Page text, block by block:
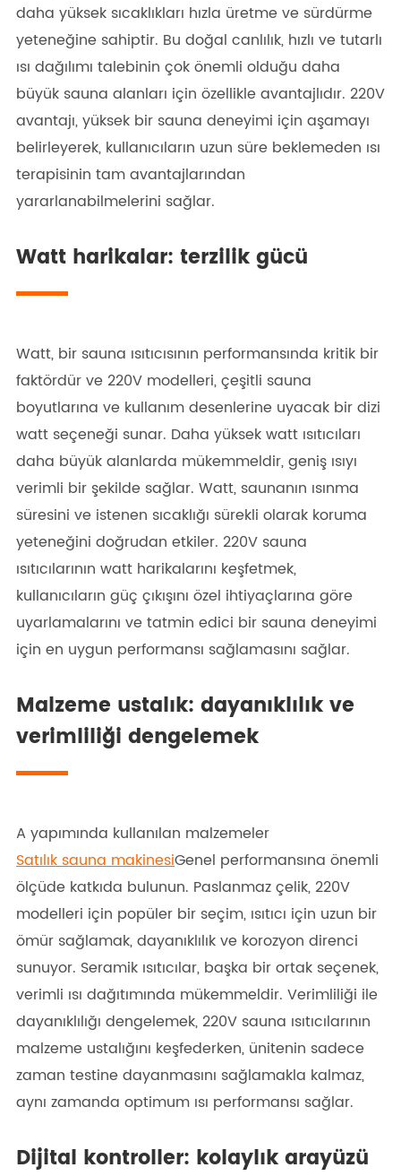
daha yüksek sıcaklıkları hızla üretme ve sürdürme
yeteneğine sahiptir. Bu doğal canlılık, hızlı ve tutarlı
ısı dağılımı talebinin çok önemli olduğu daha
büyük sauna alanları için özellikle avantajlıdır. 220V
avantajı, yüksek bir sauna deneyimi için aşamayı
belirleyerek, kullanıcıların uzun süre beklemeden ısı
terapisinin tam avantajlarından
yararlanabilmelerini sağlar.
Watt harikalar: terzilik gücü
Watt, bir sauna ısıtıcısının performansında kritik bir
faktördür ve 220V modelleri, çeşitli sauna
boyutlarına ve kullanım desenlerine uyacak bir dizi
watt seçeneği sunar. Daha yüksek watt ısıtıcıları
daha büyük alanlarda mükemmeldir, geniş ısıyı
verimli bir şekilde sağlar. Watt, saunanın ısınma
süresini ve istenen sıcaklığı sürekli olarak koruma
yeteneğini doğrudan etkiler. 220V sauna
ısıtıcılarının watt harikalarını keşfetmek,
kullanıcıların güç çıkışını özel ihtiyaçlarına göre
uyarlamalarını ve tatmin edici bir sauna deneyimi
için en uygun performansı sağlamasını sağlar.
Malzeme ustalık: dayanıklılık ve
verimliliği dengelemek
A yapımında kullanılan malzemeler
Satılık sauna makinesiGenel performansına önemli
ölçüde katkıda bulunun. Paslanmaz çelik, 220V
modelleri için popüler bir seçim, ısıtıcı için uzun bir
ömür sağlamak, dayanıklılık ve korozyon direnci
sunuyor. Seramik ısıtıcılar, başka bir ortak seçenek,
verimli ısı dağıtımında mükemmeldir. Verimliliği ile
dayanıklılığı dengelemek, 220V sauna ısıtıcılarının
malzeme ustalığını keşfederken, ünitenin sadece
zaman testine dayanmasını sağlamakla kalmaz,
aynı zamanda optimum ısı performansı sağlar.
Dijital kontroller: kolaylık arayüzü